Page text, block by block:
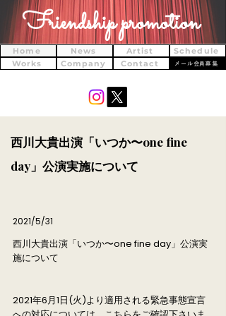
Friendship promotion
Home Artist
Schedule
Works
Contact
Company
News
メール会員募集
西川大貴出演「いつか〜one fine
day」公演実施について
2021/5/31
西川大貴出演「いつか〜one fine day」公演実
施について
2021年6月1日(火)より適用される緊急事態宣言